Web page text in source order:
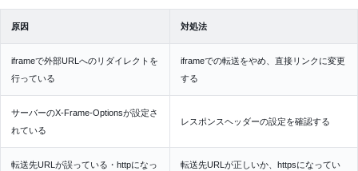
原因 対処法
iframeで外部URLへのリダイレクトを
行っている
iframeでの転送をやめ、直接リンクに変更
する
サーバーのX-Frame-Optionsが設定さ
れている
レスポンスヘッダーの設定を確認する
転送先URLが誤っている・httpになっ
転送先URLが正しいか、httpsになってい